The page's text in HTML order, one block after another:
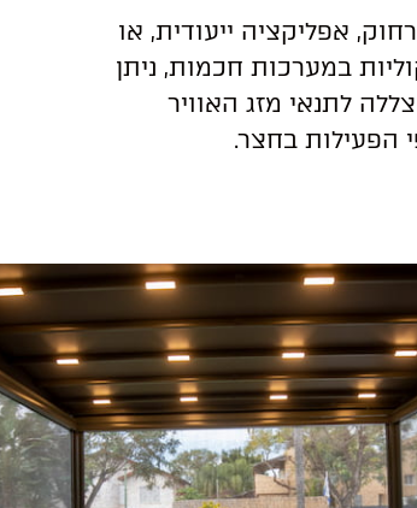
אפליקציה ייעודית, או
במערכות חכמות, ניתן
לתנאי מזג האוויר
הפעילות בחצר.